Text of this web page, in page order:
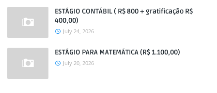
ESTÁGIO CONTÁBIL ( R$ 800 + gratificação R$
400,00)
July 24, 2026
ESTÁGIO PARA MATEMÁTICA (R$ 1.100,00)
July 20, 2026